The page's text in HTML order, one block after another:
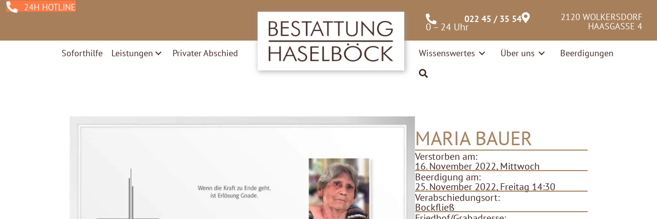
022 45 / 35 54
0 – 24 Uhr
2120 WOLKERSDORF
HAASGASSE 4
Soforthilfe Leistungen Privater Abschied Wissenswertes Über uns Beerdigungen
24H HOTLINE
MARIA BAUER
Verstorben am:
16. November 2022, Mittwoch
Beerdigung am:
25. November 2022, Freitag 14:30
Verabschiedungsort:
Bockfließ